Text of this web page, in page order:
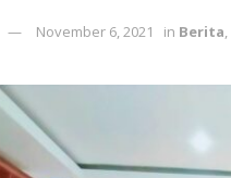
November 6, 2021 in Berita,